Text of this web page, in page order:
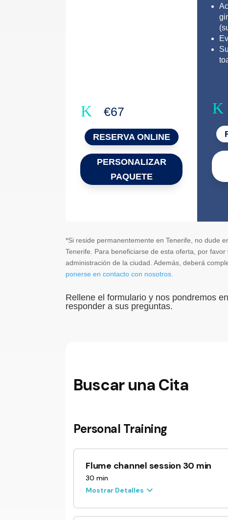
K €67
RESERVA ONLINE
PERSONALIZAR
PAQUETE
K
*Si reside permanentemente en Tenerife, no dude
Tenerife. Para beneficiarse de esta oferta, por
administración de la ciudad. Además, deberá
ponerse en contacto con nosotros.
Rellene el formulario y nos pondremos
responder a sus preguntas.